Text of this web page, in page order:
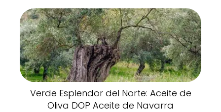
Verde Esplendor del Norte: Aceite de
Oliva DOP Aceite de Navarra